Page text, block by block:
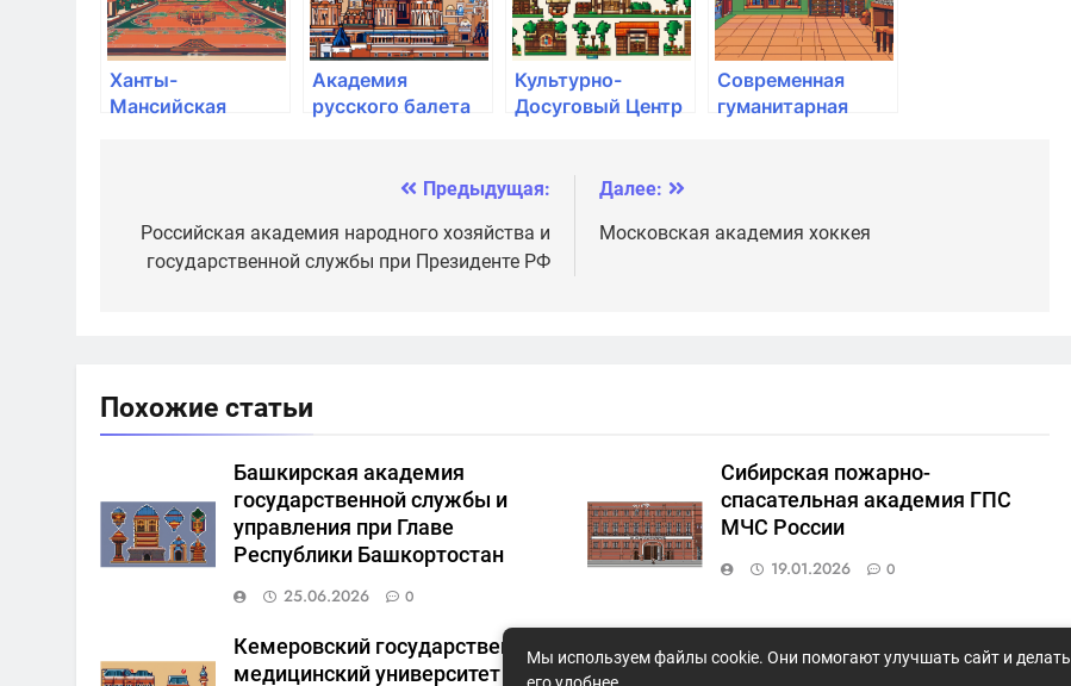
Ханты-
Мансийская
Академия
русского балета
Культурно-
Досуговый Центр
Современная
гуманитарная
по
записям
Предыдущая:
Российская академия народного хозяйства и
государственной службы при Президенте РФ
Далее:
Московская академия хоккея
Похожие статьи
Башкирская академия
государственной службы и
управления при Главе
Республики Башкортостан
25.06.2026 0
Сибирская пожарно-
спасательная академия ГПС
МЧС России
19.01.2026 0
Кемеровский государственный
медицинский университет
Кемеровский государственный
медицинский университет
Мы используем файлы cookie. Они помогают улучшать сайт и делать